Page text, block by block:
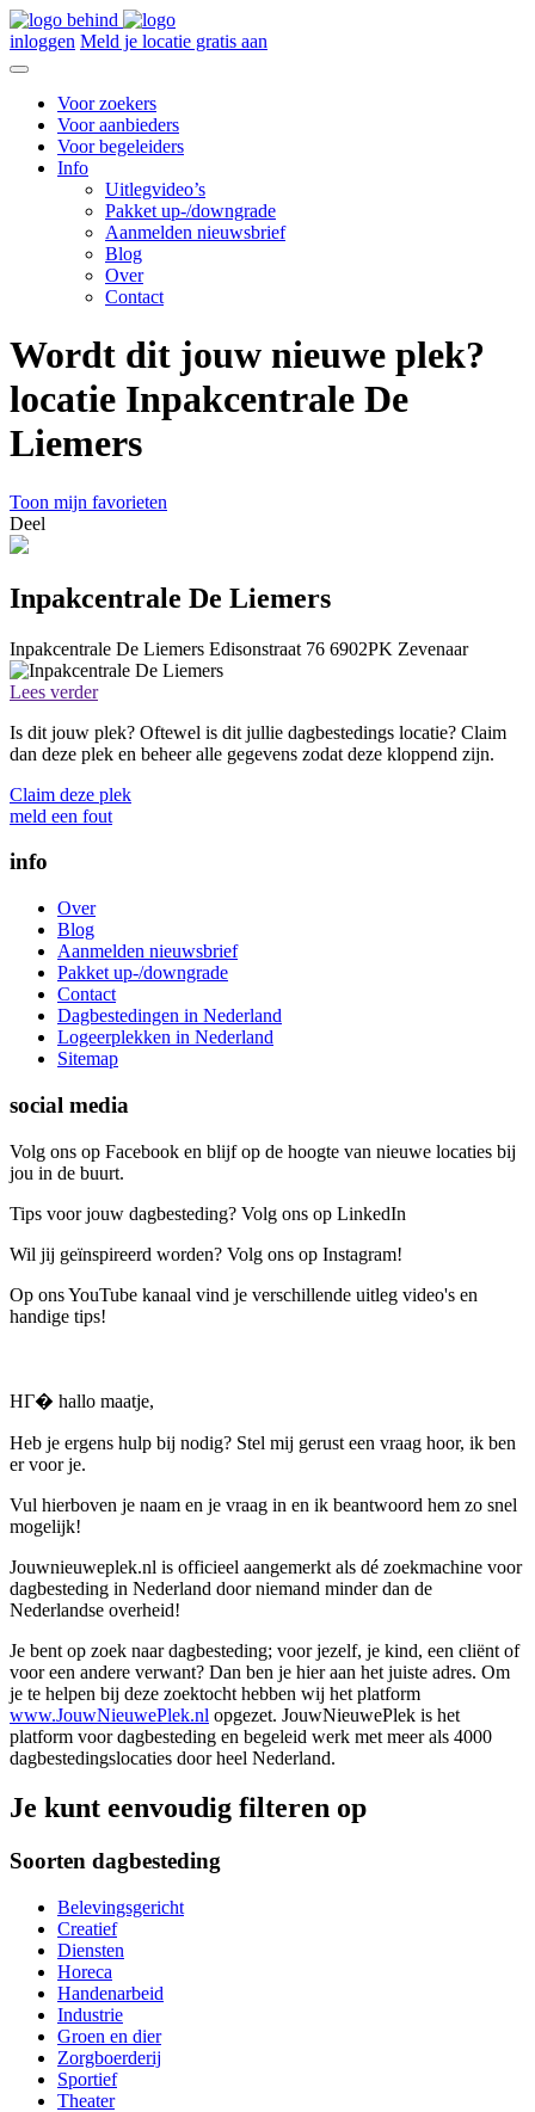
inloggen Meld je locatie gratis aan
Voor zoekers
Voor aanbieders
Voor begeleiders
Info
Uitlegvideo’s
Pakket up-/downgrade
Aanmelden nieuwsbrief
Blog
Over
Contact
Wordt dit jouw nieuwe plek?
locatie Inpakcentrale De
Liemers
Toon mijn favorieten
Deel
Inpakcentrale De Liemers
Inpakcentrale De Liemers Edisonstraat 76 6902PK Zevenaar
Lees verder
Is dit jouw plek? Oftewel is dit jullie dagbestedings locatie? Claim
dan deze plek en beheer alle gegevens zodat deze kloppend zijn.
Claim deze plek
meld een fout
info
Over
Blog
Aanmelden nieuwsbrief
Pakket up-/downgrade
Contact
Dagbestedingen in Nederland
Logeerplekken in Nederland
Sitemap
social media
Volg ons op Facebook en blijf op de hoogte van nieuwe locaties bij
jou in de buurt.
Tips voor jouw dagbesteding? Volg ons op LinkedIn
Wil jij geïnspireerd worden? Volg ons op Instagram!
Op ons YouTube kanaal vind je verschillende uitleg video's en
handige tips!
HГ� hallo maatje,
Heb je ergens hulp bij nodig? Stel mij gerust een vraag hoor, ik ben
er voor je.
Vul hierboven je naam en je vraag in en ik beantwoord hem zo snel
mogelijk!
Jouwnieuweplek.nl is officieel aangemerkt als dé zoekmachine voor
dagbesteding in Nederland door niemand minder dan de
Nederlandse overheid!
Je bent op zoek naar dagbesteding; voor jezelf, je kind, een cliënt of
voor een andere verwant? Dan ben je hier aan het juiste adres. Om
je te helpen bij deze zoektocht hebben wij het platform
www.JouwNieuwePlek.nl opgezet. JouwNieuwePlek is het
platform voor dagbesteding en begeleid werk met meer als 4000
dagbestedingslocaties door heel Nederland.
Je kunt eenvoudig filteren op
Soorten dagbesteding
Belevingsgericht
Creatief
Diensten
Horeca
Handenarbeid
Industrie
Groen en dier
Zorgboerderij
Sportief
Theater